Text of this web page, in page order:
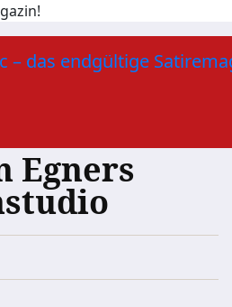
Egners